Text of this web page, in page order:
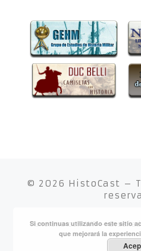
© 2026 HistoCast –
Funciona conWP–
Si continuas utilizando este sitio
que mejorará la